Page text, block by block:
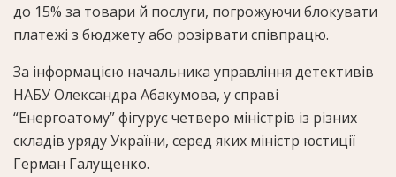
до 15% за товари й послуги, погрожуючи блокувати
платежі з бюджету або розірвати співпрацю.
За інформацією начальника управління детективів
НАБУ Олександра Абакумова, у справі
“Енергоатому” фігурує четверо міністрів із різних
складів уряду України, серед яких міністр юстиції
Герман Галущенко.